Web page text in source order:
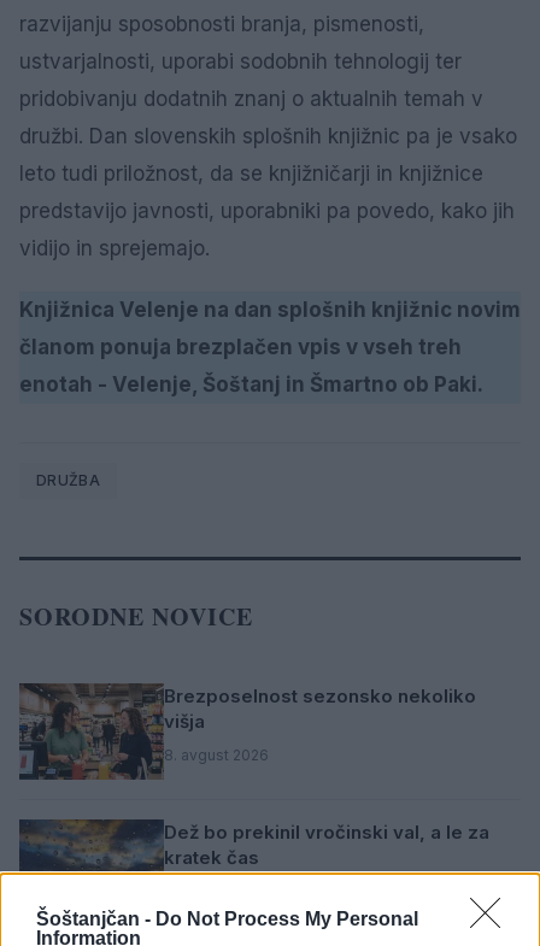
Šoštanjčan - Do Not Process My Personal
Information
razvijanju sposobnosti branja, pismenosti,
ustvarjalnosti, uporabi sodobnih tehnologij ter
pridobivanju dodatnih znanj o aktualnih temah v
družbi. Dan slovenskih splošnih knjižnic pa je vsako
leto tudi priložnost, da se knjižničarji in knjižnice
predstavijo javnosti, uporabniki pa povedo, kako jih
vidijo in sprejemajo.
Knjižnica Velenje na dan splošnih knjižnic novim
članom ponuja brezplačen vpis v vseh treh
enotah - Velenje, Šoštanj in Šmartno ob Paki.
DRUŽBA
SORODNE NOVICE
Brezposelnost sezonsko nekoliko
višja
8. avgust 2026
Dež bo prekinil vročinski val, a le za
kratek čas